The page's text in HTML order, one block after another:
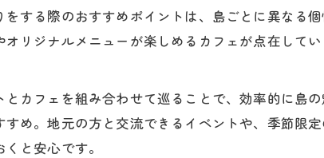
カフェで楽し
離島グルメと
カフェ巡り
本好きが選ぶ
をする際のおすすめポイントは、島ごとに異なる
オリジナルメニューが楽しめるカフェが点在して
とカフェを組み合わせて巡ることで、効率的に島
すめ。地元の方と交流できるイベントや、季節限
と安心です。